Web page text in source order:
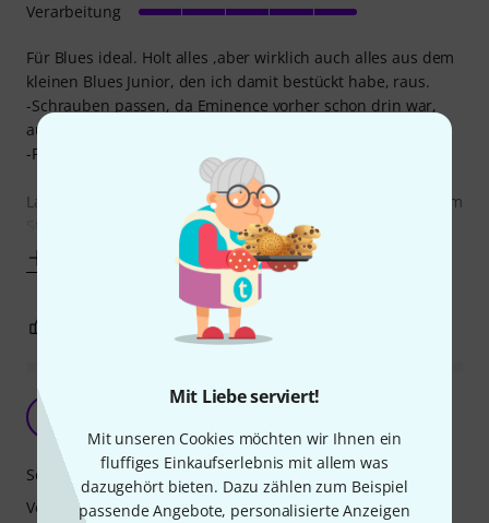
Mit Liebe serviert!
Mit unseren Cookies möchten wir Ihnen ein
fluffiges Einkaufserlebnis mit allem was
dazugehört bieten. Dazu zählen zum Beispiel
passende Angebote, personalisierte Anzeigen
Für Blues ideal. Holt alles ,aber wirklich auch alles aus dem
kleinen Blues Junior, den ich damit bestückt habe, raus.
-Schrauben passen, da Eminence vorher schon drin war,
auch perfekt.
-Rauchiger, dicker, lauter, immer gutmütiger Sound.
Lautstärke : Nur im Proberaum möglich voll auszufahren. Im
Studio grenzwertig. Hört man durch ein paar Wände
Verarbeitung
BEWERTUNG MELDEN
A Super Allrounder
Achim565 11.09.2021
Sound
Verarbeitung